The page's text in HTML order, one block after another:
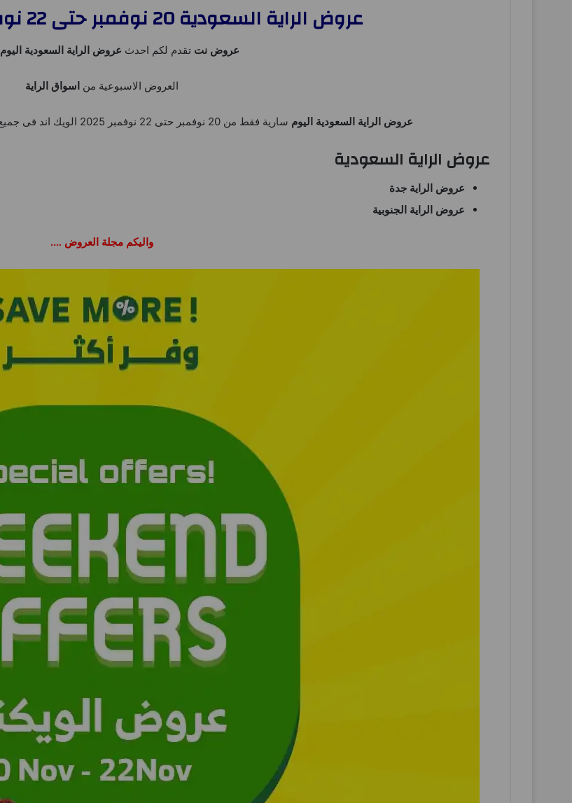
عروض الراية السعودية 20 نوفمبر حتى 22 نوفمبر 2025 الويك اند
عروض نت تقدم لكم احدث عروض الراية السعودية اليوم
العروض الاسبوعية من اسواق الراية
عروض الراية السعودية اليوم سارية فقط من 20 نوفمبر حتى 22 نوفمبر 2025 الويك اند فى جميع فروع
عروض الراية السعودية
عروض الراية جدة
عروض الراية الجنوبية
واليكم مجلة العروض ….